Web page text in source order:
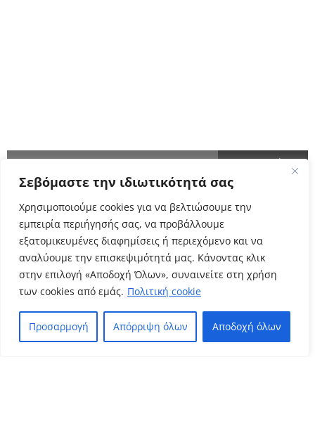
Σεβόμαστε την ιδιωτικότητά σας
Χρησιμοποιούμε cookies για να βελτιώσουμε την
εμπειρία περιήγησής σας, να προβάλλουμε
εξατομικευμένες διαφημίσεις ή περιεχόμενο και να
αναλύουμε την επισκεψιμότητά μας. Κάνοντας κλικ
στην επιλογή «Αποδοχή Όλων», συναινείτε στη χρήση
των cookies από εμάς. Πολιτική cookie
Προσαρμογή Απόρριψη όλων Αποδοχή όλων